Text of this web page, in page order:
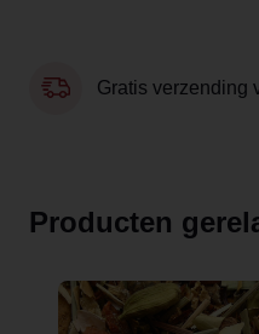
Gratis verzending
Producten